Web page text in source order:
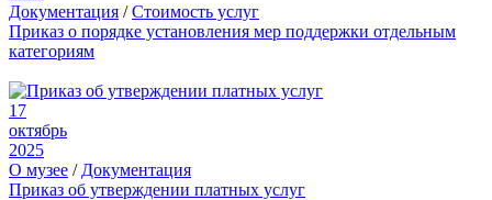
Документация /Стоимость услуг
Приказ о порядке установления мер поддержки отдельным
категориям
17
октябрь
2025
О музее / Документация
Приказ об утверждении платных услуг